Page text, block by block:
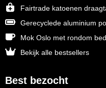
Fairtrade katoenen
Gerecyclede aluminium
Mok Oslo met rondom
Bekijk alle bestsellers
Best bezocht